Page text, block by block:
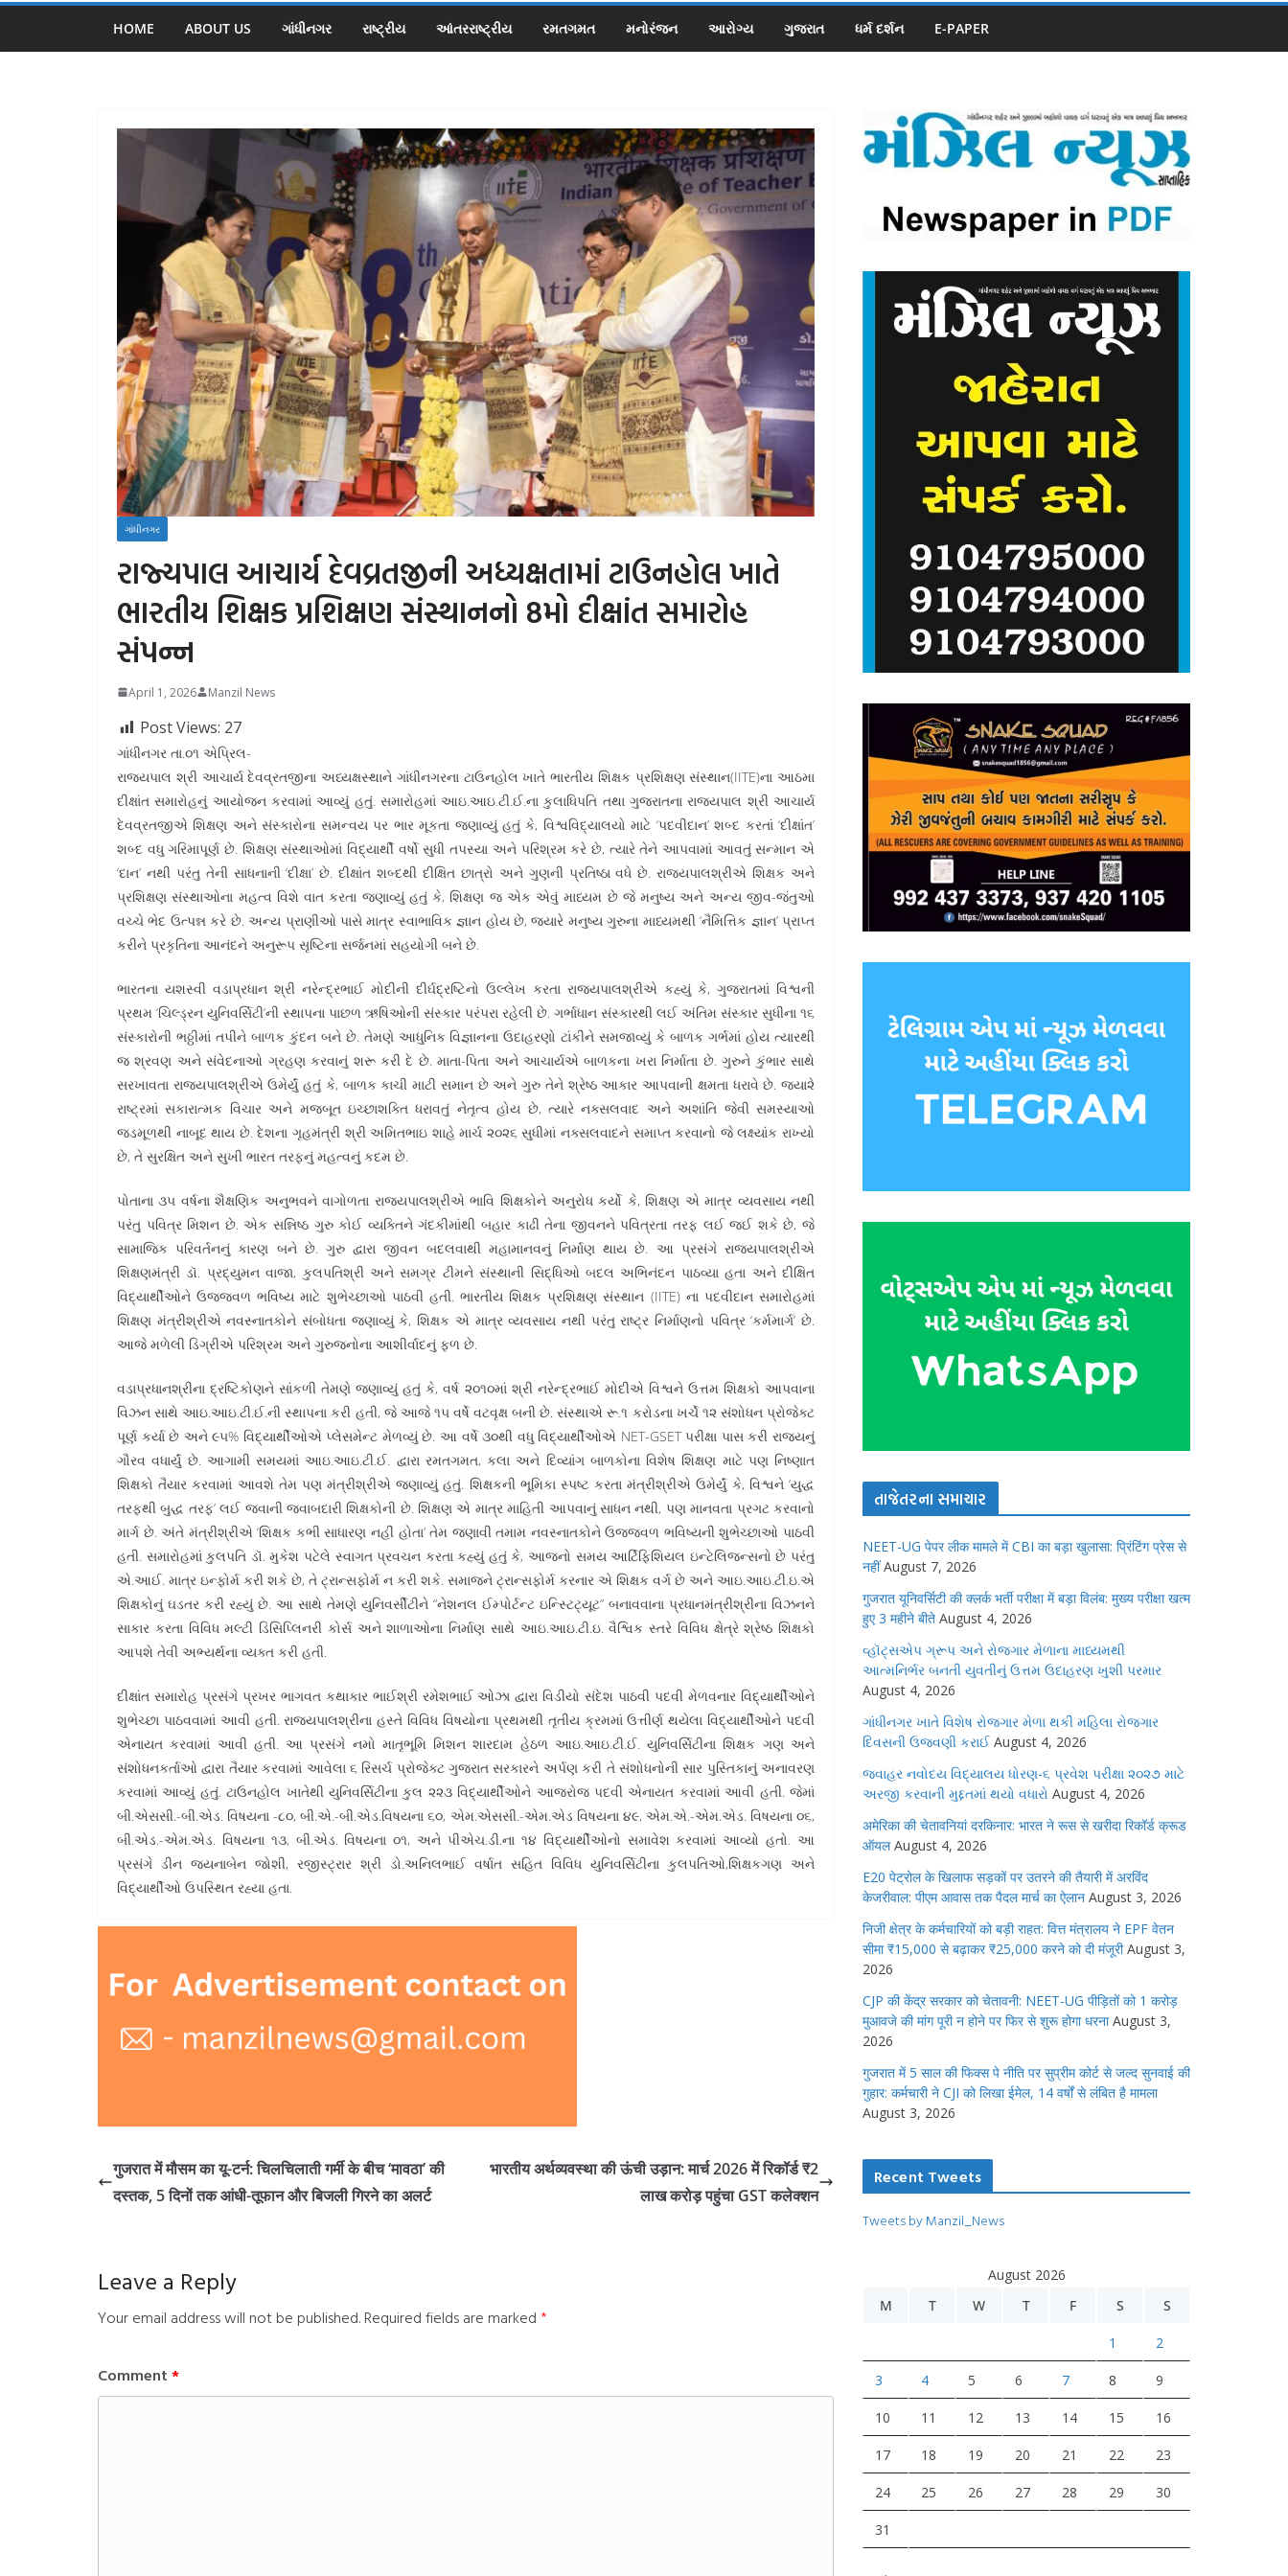
HOME ABOUT US ગાંધીનગર રાષ્ટ્રીય આંતરરાષ્ટ્રીય રમતગમત મનોરંજન આરોગ્ય ગુજરાત ધર્મ દર્શન E-PAPER
ગાંધીનગર
રાજ્યપાલ આચાર્ય દેવવ્રતજીની અધ્યક્ષતામાં ટાઉનહોલ ખાતે
ભારતીય શિક્ષક પ્રશિક્ષણ સંસ્થાનનો 8મો દીક્ષાંત સમારોહ
સંપન્ન
April 1, 2026 Manzil News
Post Views: 27
ગાંધીનગર તા.૦૧ એપ્રિલ-
રાજ્યપાલ શ્રી આચાર્ય દેવવ્રતજીના અધ્યક્ષસ્થાને ગાંધીનગરના ટાઉનહોલ ખાતે ભારતીય શિક્ષક પ્રશિક્ષણ સંસ્થાન(IITE)ના આઠમા
દીક્ષાંત સમારોહનું આયોજન કરવામાં આવ્યું હતું. સમારોહમાં આઇ.આઇ.ટી.ઈ.ના કુલાધિપતિ તથા ગુજરાતના રાજ્યપાલ શ્રી આચાર્ય
દેવવ્રતજીએ શિક્ષણ અને સંસ્કારોના સમન્વય પર ભાર મૂકતા જણાવ્યું હતું કે, વિશ્વવિદ્યાલયો માટે ‘પદવીદાન’ શબ્દ કરતાં ‘દીક્ષાંત’
શબ્દ વધુ ગરિમાપૂર્ણ છે. શિક્ષણ સંસ્થાઓમાં વિદ્યાર્થી વર્ષો સુધી તપસ્યા અને પરિશ્રમ કરે છે, ત્યારે તેને આપવામાં આવતું સન્માન એ
‘દાન’ નથી પરંતુ તેની સાધનાની ‘દીક્ષા’ છે. દીક્ષાંત શબ્દથી દીક્ષિત છાત્રો અને ગુણની પ્રતિષ્ઠા વધે છે‌. રાજ્યપાલશ્રીએ શિક્ષક અને
પ્રશિક્ષણ સંસ્થાઓના મહત્વ વિશે વાત કરતા જણાવ્યું હતું કે, શિક્ષણ જ એક એવું માધ્યમ છે જે મનુષ્ય અને અન્ય જીવ-જંતુઓ
વચ્ચે ભેદ ઉત્પન્ન કરે છે. અન્ય પ્રાણીઓ પાસે માત્ર સ્વાભાવિક જ્ઞાન હોય છે, જ્યારે મનુષ્ય ગુરુના માધ્યમથી ‘નૈમિત્તિક જ્ઞાન’ પ્રાપ્ત
કરીને પ્રકૃતિના આનંદને અનુરૂપ સૃષ્ટિના સર્જનમાં સહયોગી બને છે.
ભારતના યશસ્વી વડાપ્રધાન શ્રી નરેન્દ્રભાઈ મોદીની દીર્ઘદ્રષ્ટિનો ઉલ્લેખ કરતા રાજ્યપાલશ્રીએ કહ્યું કે, ગુજરાતમાં વિશ્વની
પ્રથમ ‘ચિલ્ડ્રન યુનિવર્સિટી’ની સ્થાપના પાછળ ઋષિઓની સંસ્કાર પરંપરા રહેલી છે. ગર્ભાધાન સંસ્કારથી લઈ અંતિમ સંસ્કાર સુધીના ૧૬
સંસ્કારોની ભઠ્ઠીમાં તપીને બાળક કુંદન બને છે. તેમણે આધુનિક વિજ્ઞાનના ઉદાહરણો ટાંકીને સમજાવ્યું કે બાળક ગર્ભમાં હોય ત્યારથી
જ શ્રવણ અને સંવેદનાઓ ગ્રહણ કરવાનું શરૂ કરી દે છે. માતા-પિતા અને આચાર્યએ બાળકના ખરા નિર્માતા છે. ગુરુને કુંભાર સાથે
સરખાવતા રાજ્યપાલશ્રીએ ઉમેર્યું હતું કે, બાળક કાચી માટી સમાન છે અને ગુરુ તેને શ્રેષ્ઠ આકાર આપવાની ક્ષમતા ધરાવે છે. જ્યા૨ે
રાષ્ટ્રમાં સકારાત્મક વિચાર અને મજબૂત ઇચ્છાશક્તિ ધરાવતું નેતૃત્વ હોય છે, ત્યારે નક્સલવાદ અને અશાંતિ જેવી સમસ્યાઓ
જડમૂળથી નાબૂદ થાય છે. દેશના ગૃહમંત્રી શ્રી અમિતભાઇ શાહે માર્ચ ૨૦૨૬ સુધીમાં નક્સલવાદને સમાપ્ત કરવાનો જે લક્ષ્યાંક રાખ્યો
છે, તે સુરક્ષિત અને સુખી ભારત તરફનું મહત્વનું કદમ છે.
પોતાના ૩૫ વર્ષના શૈક્ષણિક અનુભવને વાગોળતા રાજ્યપાલશ્રીએ ભાવિ શિક્ષકોને અનુરોધ કર્યો કે, શિક્ષણ એ માત્ર વ્યવસાય નથી
પરંતુ પવિત્ર મિશન છે. એક સન્નિષ્ઠ ગુરુ કોઈ વ્યક્તિને ગંદકીમાંથી બહાર કાઢી તેના જીવનને પવિત્રતા તરફ લઈ જઈ શકે છે, જે
સામાજિક પરિવર્તનનું કારણ બને છે. ગુરુ દ્વારા જીવન બદલવાથી મહામાનવનું નિર્માણ થાય છે. આ પ્રસંગે રાજ્યપાલશ્રીએ
શિક્ષણમંત્રી ડૉ. પ્રદ્યુમન વાજા, કુલપતિશ્રી અને સમગ્ર ટીમને સંસ્થાની સિદ્ધિઓ બદલ અભિનંદન પાઠવ્યા હતા અને દીક્ષિત
વિદ્યાર્થીઓને ઉજ્જવળ ભવિષ્ય માટે શુભેચ્છાઓ પાઠવી હતી. ભારતીય શિક્ષક પ્રશિક્ષણ સંસ્થાન (IITE) ના પદવીદાન સમારોહમાં
શિક્ષણ મંત્રીશ્રીએ નવસ્નાતકોને સંબોધતા જણાવ્યું કે, શિક્ષક એ માત્ર વ્યવસાય નથી પરંતુ રાષ્ટ્ર નિર્માણનો પવિત્ર ‘કર્મમાર્ગ’ છે.
આજે મળેલી ડિગ્રીએ પરિશ્રમ અને ગુરુજનોના આશીર્વાદનું ફળ છે.
વડાપ્રધાનશ્રીના દ્રષ્ટિકોણને સાંકળી તેમણે જણાવ્યું હતું કે, વર્ષ ૨૦૧૦માં શ્રી નરેન્દ્રભાઈ મોદીએ વિશ્વને ઉત્તમ શિક્ષકો આપવાના
વિઝન સાથે આઇ.આઇ.ટી.ઈ.ની સ્થાપના કરી હતી, જે આજે ૧૫ વર્ષે વટવૃક્ષ બની છે. સંસ્થાએ રૂ.૧ કરોડના ખર્ચે ૧૨ સંશોધન પ્રોજેક્ટ
પૂર્ણ કર્યા છે અને ૯૫% વિદ્યાર્થીઓએ પ્લેસમેન્ટ મેળવ્યું છે. આ વર્ષે ૩૦થી વધુ વિદ્યાર્થીઓએ NET-GSET પરીક્ષા પાસ કરી રાજ્યનું
ગૌરવ વધાર્યું છે. આગામી સમયમાં આઇ.આઇ.ટી.ઈ. દ્વારા રમતગમત, કલા અને દિવ્યાંગ બાળકોના વિશેષ શિક્ષણ માટે પણ નિષ્ણાત
શિક્ષકો તૈયાર કરવામાં આવશે તેમ પણ મંત્રીશ્રીએ જણાવ્યું હતું. શિક્ષકની ભૂમિકા સ્પષ્ટ કરતા મંત્રીશ્રીએ ઉમેર્યું કે, વિશ્વને ‘યુદ્ધ
તરફથી બુદ્ધ તરફ’ લઈ જવાની જવાબદારી શિક્ષકોની છે. શિક્ષણ એ માત્ર માહિતી આપવાનું સાધન નથી, પણ માનવતા પ્રગટ કરવાનો
માર્ગ છે. અંતે મંત્રીશ્રીએ ‘શિક્ષક કભી સાધારણ નહીં હોતા’ તેમ જણાવી તમામ નવસ્નાતકોને ઉજ્જવળ ભવિષ્યની શુભેચ્છાઓ પાઠવી
હતી. સમારોહમાં કુલપતિ ડૉ. મુકેશ પટેલે સ્વાગત પ્રવચન કરતા કહ્યું હતું કે, આજનો સમય આર્ટિફિશિયલ ઇન્ટેલિજન્સનો છે પરંતુ
એ.આઈ. માત્ર ઇન્ફોર્મ કરી શકે છે, તે ટ્રાન્સફોર્મ ન કરી શકે. સમાજને ટ્રાન્સફોર્મ કરનાર એ શિક્ષક વર્ગ છે અને આઇ.આઇ.ટી.ઇ.એ
શિક્ષકોનું ઘડતર કરી રહ્યું છે. આ સાથે તેમણે યુનિવર્સીટીને “નેશનલ ઈમ્પોર્ટન્ટ ઇન્સ્ટિટ્યૂટ” બનાવવાના પ્રધાનમંત્રીશ્રીના વિઝનને
સાકાર કરતા વિવિધ મલ્ટી ડિસિપ્લિનરી કોર્સ અને શાળાઓના નિર્માણ સાથે આઇ.આઇ.ટી.ઇ. વૈશ્વિક સ્તરે વિવિધ ક્ષેત્રે શ્રેષ્ઠ શિક્ષકો
આપશે તેવી અભ્યર્થના વ્યક્ત કરી હતી.
દીક્ષાંત સમારોહ પ્રસંગે પ્રખર ભાગવત કથાકાર ભાઈશ્રી રમેશભાઈ ઓઝા દ્વારા વિડીયો સંદેશ પાઠવી પદવી મેળવનાર વિદ્યાર્થીઓને
શુભેચ્છા પાઠવવામાં આવી હતી. રાજ્યપાલશ્રીના હસ્તે વિવિધ વિષયોના પ્રથમથી તૃતીય ક્રમમાં ઉત્તીર્ણ થયેલા વિદ્યાર્થીઓને પદવી
એનાયત કરવામાં આવી હતી. આ પ્રસંગે નમો માતૃભૂમિ મિશન શારદામ હેઠળ આઇ.આઇ.ટી.ઈ. યુનિવર્સિટીના શિક્ષક ગણ અને
સંશોધનકર્તાઓ દ્વારા તૈયાર કરવામાં આવેલા ૬ રિસર્ચ પ્રોજેક્ટ ગુજરાત સરકારને અર્પણ કરી તે સંશોધનોની સાર પુસ્તિકાનું અનાવરણ
કરવામાં આવ્યું હતું. ટાઉનહોલ ખાતેથી યુનિવર્સિટીના કુલ ૨૨૩ વિદ્યાર્થીઓને આજરોજ પદવી એનાયત કરવામાં આવી હતી. જેમાં
બી.એસસી.-બી.એડ. વિષયના -૮૦, બી.એ.-બી.એડ.વિષયના ૬૦, એમ.એસસી.-એમ.એડ વિષયના ૪૯, એમ.એ.-એમ.એડ. વિષયના ૦૬,
બી.એડ.-એમ.એડ. વિષયના ૧૩, બી.એડ. વિષયના ૦૧, અને પીએચ.ડી.ના ૧૪ વિદ્યાર્થીઓનો સમાવેશ કરવામાં આવ્યો હતો. આ
પ્રસંગે ડીન જયનાબેન જોશી, રજીસ્ટ્રાર શ્રી ડો.અનિલભાઈ વર્ષાત સહિત વિવિધ યુનિવર્સિટીના કુલપતિઓ,શિક્ષકગણ અને
વિદ્યાર્થીઓ ઉપસ્થિત રહ્યા હતા.
गुजरात में मौसम का यू-टर्न: चिलचिलाती गर्मी के बीच ‘मावठा’ की
दस्तक, 5 दिनों तक आंधी-तूफान और बिजली गिरने का अलर्ट
भारतीय अर्थव्यवस्था की ऊंची उड़ान: मार्च 2026 में रिकॉर्ड ₹2
लाख करोड़ पहुंचा GST कलेक्शन
Leave a Reply
Your email address will not be published. Required fields are marked *
Comment *
તાજેતરના સમાચાર
NEET-UG पेपर लीक मामले में CBI का बड़ा खुलासा: प्रिंटिंग प्रेस से
नहीं August 7, 2026
गुजरात यूनिवर्सिटी की क्लर्क भर्ती परीक्षा में बड़ा विलंब: मुख्य परीक्षा खत्म
हुए 3 महीने बीते August 4, 2026
વ્હૉટ્સએપ ગ્રૂપ અને રોજગાર મેળાના માધ્યમથી
આત્મનિર્ભર બનતી યુવતીનું ઉત્તમ ઉદાહરણ ખુશી પરમાર
August 4, 2026
ગાંધીનગર ખાતે વિશેષ રોજગાર મેળા થકી મહિલા રોજગાર
દિવસની ઉજવણી કરાઈ August 4, 2026
જવાહર નવોદય વિદ્યાલય ધોરણ-૬ પ્રવેશ પરીક્ષા ૨૦૨૭ માટે
અરજી કરવાની મુદ્દતમાં થયો વધારો August 4, 2026
अमेरिका की चेतावनियां दरकिनार: भारत ने रूस से खरीदा रिकॉर्ड क्रूड
ऑयल August 4, 2026
E20 पेट्रोल के खिलाफ सड़कों पर उतरने की तैयारी में अरविंद
केजरीवाल: पीएम आवास तक पैदल मार्च का ऐलान August 3, 2026
निजी क्षेत्र के कर्मचारियों को बड़ी राहत: वित्त मंत्रालय ने EPF वेतन
सीमा ₹15,000 से बढ़ाकर ₹25,000 करने को दी मंजूरी August 3,
2026
CJP की केंद्र सरकार को चेतावनी: NEET-UG पीड़ितों को 1 करोड़
मुआवजे की मांग पूरी न होने पर फिर से शुरू होगा धरना August 3,
2026
गुजरात में 5 साल की फिक्स पे नीति पर सुप्रीम कोर्ट से जल्द सुनवाई की
गुहार: कर्मचारी ने CJI को लिखा ईमेल, 14 वर्षों से लंबित है मामला
August 3, 2026
Recent Tweets
Tweets by Manzil_News
August 2026
M
T W T F S S
1 2
3 4 5 6 7 8 9
10 11 12 13 14 15 16
17 18 19 20 21 22 23
24 25 26 27 28 29 30
31